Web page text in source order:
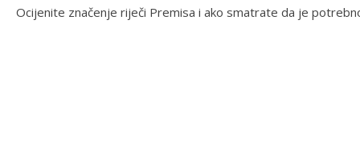
Ocijenite značenje riječi Premisa i ako smatrate da je